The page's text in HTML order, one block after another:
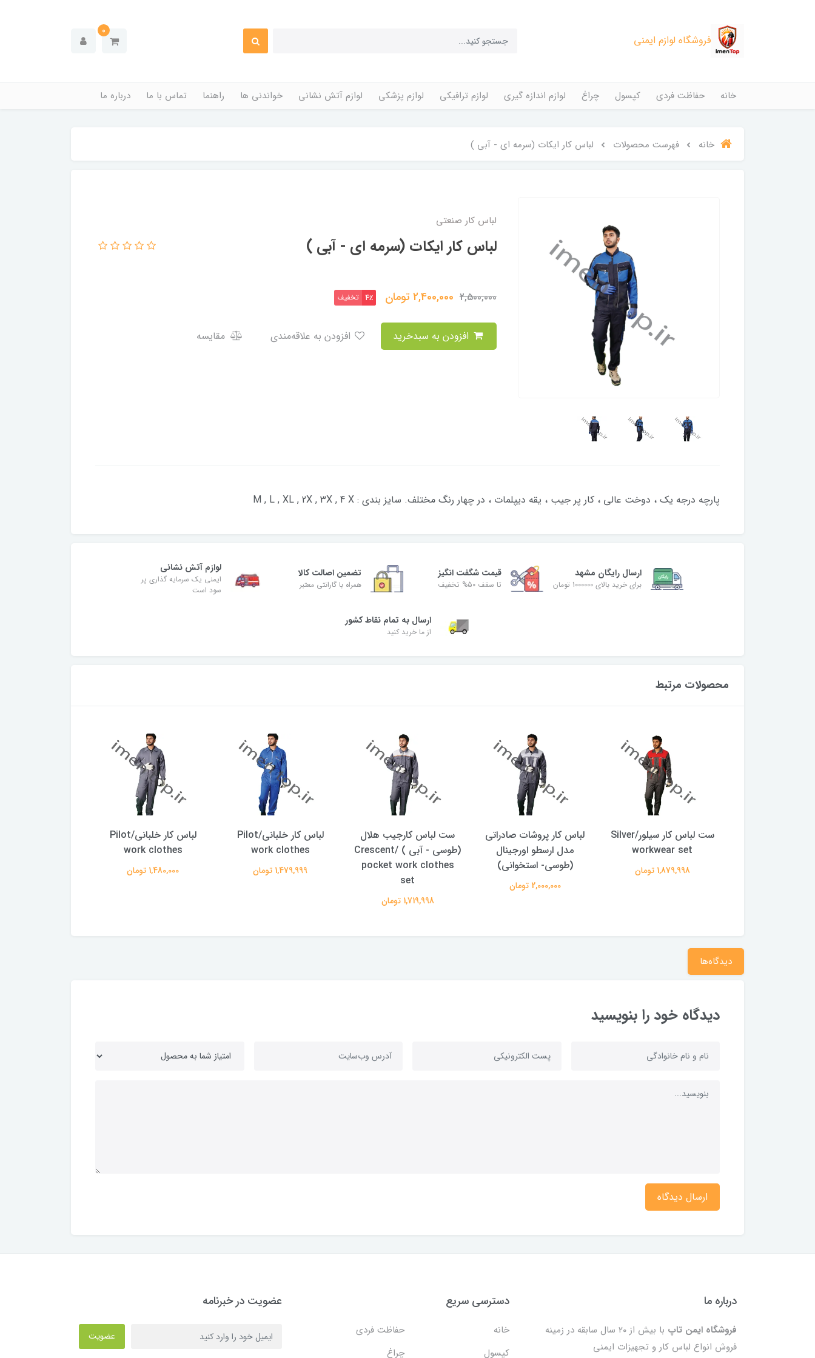
فروشگاه لوازم ایمنی
0
خانه حفاظت فردی کپسول چراغ لوازم اندازه گیری لوازم ترافیکی لوازم پزشکی لوازم آتش نشانی خواندنی ها راهنما تماس با ما درباره ما
خانه فهرست محصولات لباس کار ایکات (سرمه ای - آبی )
لباس کار صنعتی
لباس کار ایکات (سرمه ای - آبی )
2,500,000
2,400,000تومان 4٪ تخفیف
مقایسه
پارچه درجه یک ، دوخت عالی ، کار پر جیب ، یقه دیپلمات ، در چهار رنگ مختلف. سایز بندی : M , L , XL , 2X , 3X , 4 X
ارسال رایگان مشهد
برای خرید بالای 1000000 تومان
قیمت شگفت‌ انگیز
تا سقف 50% تخفیف
تضمین اصالت کالا
همراه با گارانتی معتبر
لوازم آتش نشانی
ایمنی یک سرمایه گذاری پر
سود است
ارسال به تمام نقاط کشور
از ما خرید کنید
محصولات مرتبط
ست لباس کار سیلور/Silver
workwear set
1,879,998 تومان
لباس کار پروشات صادراتی
مدل ارسطو اورجینال
(طوسی- استخوانی)
2,000,000 تومان
ست لباس کارجیب هلال
(طوسی - آبی ) /Crescent
pocket work clothes
set
1,719,998 تومان
لباس کار خلبانی/Pilot
work clothes
1,479,999 تومان
لباس کار خلبانی/Pilot
work clothes
1,480,000 تومان
دیدگاه‌ها
دیدگاه خود را بنویسید
ارسال دیدگاه
درباره ما
فروشگاه ایمن تاپ
با بیش از ۲۰ سال سابقه در زمینه
فروش انواع لباس کار و تجهیزات ایمنی
دسترسی سریع
خانه
حفاظت فردی
کپسول
چراغ
عضویت در خبرنامه
عضویت